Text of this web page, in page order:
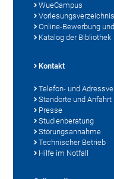
WueCampus
Vorlesungsverzeichnis
Online-Bewerbung
Katalog der Bibliothek
Kontakt
Telefon- und
Standorte und Anfahrt
Presse
Studienberatung
Störungsannahme
Technischer Betrieb
Hilfe im Notfall